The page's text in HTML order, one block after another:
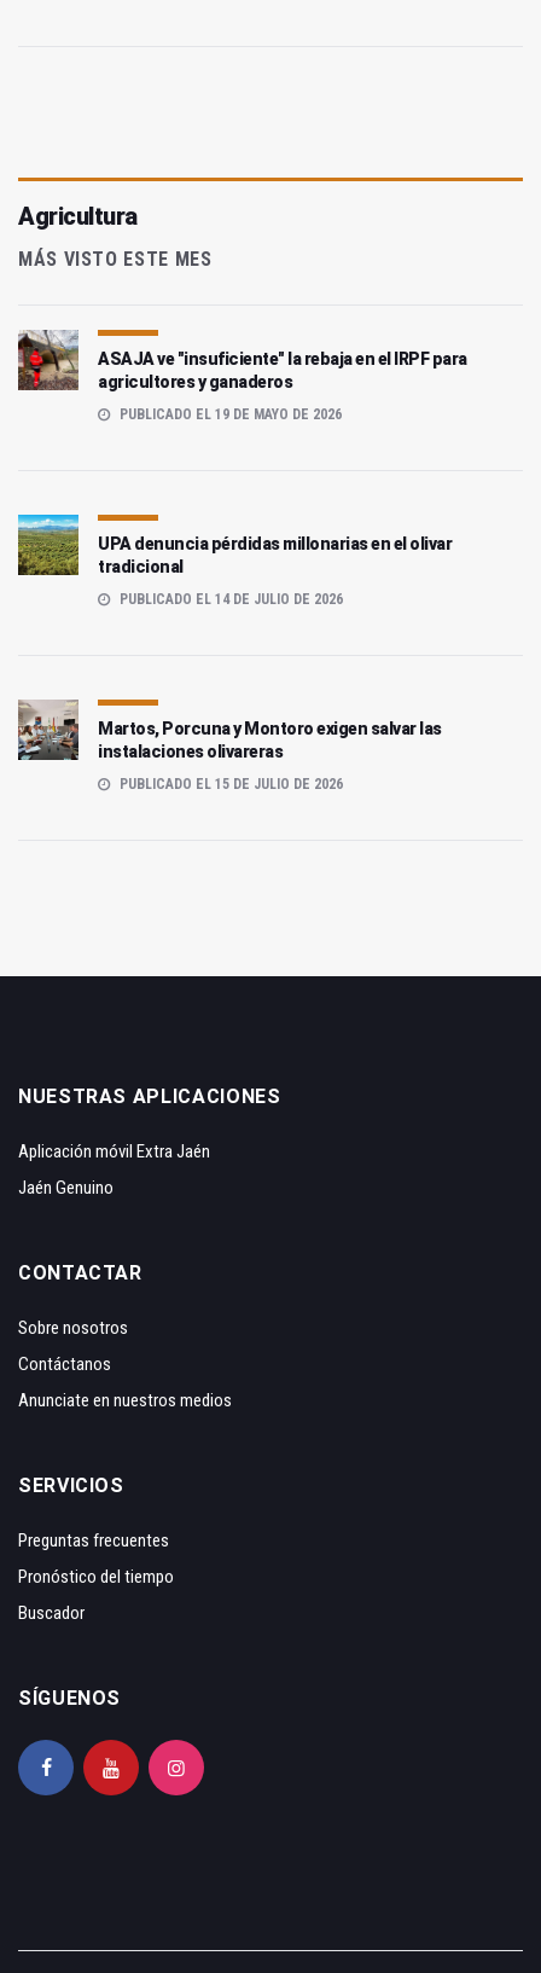
Agricultura
MÁS VISTO ESTE MES
ASAJA ve "insuficiente" la rebaja en el IRPF para
agricultores y ganaderos
PUBLICADO EL 19 DE MAYO DE 2026
UPA denuncia pérdidas millonarias en el olivar
tradicional
PUBLICADO EL 14 DE JULIO DE 2026
Martos, Porcuna y Montoro exigen salvar las
instalaciones olivareras
PUBLICADO EL 15 DE JULIO DE 2026
NUESTRAS APLICACIONES
Aplicación móvil Extra Jaén
Jaén Genuino
CONTACTAR
Sobre nosotros
Contáctanos
Anunciate en nuestros medios
SERVICIOS
Preguntas frecuentes
Pronóstico del tiempo
Buscador
SÍGUENOS